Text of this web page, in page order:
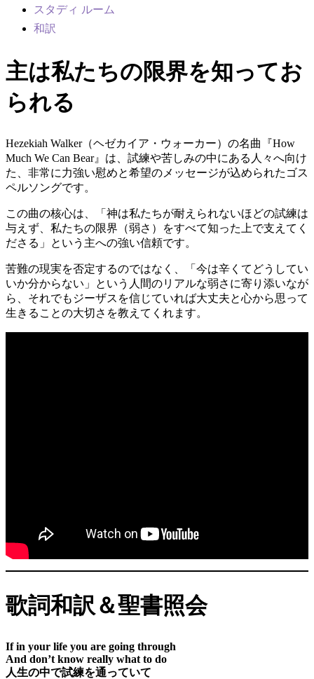
スタディ ルーム
和訳
主は私たちの限界を知ってお
られる
Hezekiah Walker（ヘゼカイア・ウォーカー）の名曲『How
Much We Can Bear』は、試練や苦しみの中にある人々へ向け
た、非常に力強い慰めと希望のメッセージが込められたゴス
ペルソングです。
この曲の核心は、「神は私たちが耐えられないほどの試練は
与えず、私たちの限界（弱さ）をすべて知った上で支えてく
ださる」という主への強い信頼です。
苦難の現実を否定するのではなく、「今は辛くてどうしてい
いか分からない」という人間のリアルな弱さに寄り添いなが
ら、それでもジーザスを信じていれば大丈夫と心から思って
生きることの大切さを教えてくれます。
歌詞和訳＆聖書照会
If in your life you are going through
And don’t know really what to do
人生の中で試練を通っていて